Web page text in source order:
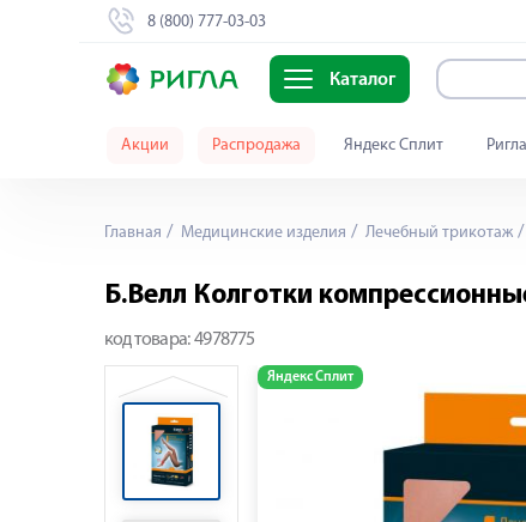
8 (800) 777-03-03
Каталог
Акции Распродажа Яндекс Сплит
Главная Медицинские изделия Лечебный трикотаж
Б.Велл Колготки
код товара: 4978775
Яндекс Сплит